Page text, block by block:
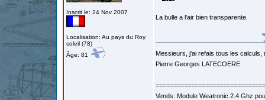
Inscrit le: 24 Nov 2007
Localisation: Au pays du Roy
soleil (78)
Âge: 81
La bulle a l'air bien transparente.
Messieurs, j'ai refais tous les calculs,
Pierre Georges LATECOERE
===============================
Vends: Module Weatronic 2.4 Ghz